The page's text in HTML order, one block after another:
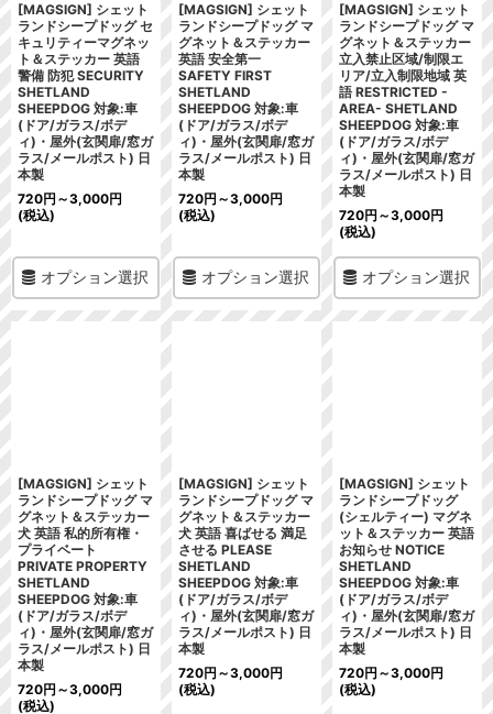
[MAGSIGN] シェット
ランドシープドッグ セ
キュリティーマグネッ
ト＆ステッカー 英語
警備 防犯 SECURITY
SHETLAND
SHEEPDOG 対象:車
(ドア/ガラス/ボデ
ィ)・屋外(玄関扉/窓ガ
ラス/メールポスト) 日
本製
720円 ～3,000円
(税込)
オプション選択
[MAGSIGN] シェット
ランドシープドッグ マ
グネット＆ステッカー
英語 安全第一
SAFETY FIRST
SHETLAND
SHEEPDOG 対象:車
(ドア/ガラス/ボデ
ィ)・屋外(玄関扉/窓ガ
ラス/メールポスト) 日
本製
720円 ～3,000円
(税込)
オプション選択
[MAGSIGN] シェット
ランドシープドッグ マ
グネット＆ステッカー
立入禁止区域/制限エ
リア/立入制限地域 英
語 RESTRICTED -
AREA- SHETLAND
SHEEPDOG 対象:車
(ドア/ガラス/ボデ
ィ)・屋外(玄関扉/窓ガ
ラス/メールポスト) 日
本製
720円 ～3,000円
(税込)
オプション選択
[MAGSIGN] シェット
ランドシープドッグ マ
グネット＆ステッカー
犬 英語 私的所有権・
プライベート
PRIVATE PROPERTY
SHETLAND
SHEEPDOG 対象:車
(ドア/ガラス/ボデ
ィ)・屋外(玄関扉/窓ガ
ラス/メールポスト) 日
本製
720円 ～3,000円
(税込)
[MAGSIGN] シェット
ランドシープドッグ マ
グネット＆ステッカー
犬 英語 喜ばせる 満足
させる PLEASE
SHETLAND
SHEEPDOG 対象:車
(ドア/ガラス/ボデ
ィ)・屋外(玄関扉/窓ガ
ラス/メールポスト) 日
本製
720円 ～3,000円
(税込)
[MAGSIGN] シェット
ランドシープドッグ
(シェルティー) マグネ
ット＆ステッカー 英語
お知らせ NOTICE
SHETLAND
SHEEPDOG 対象:車
(ドア/ガラス/ボデ
ィ)・屋外(玄関扉/窓ガ
ラス/メールポスト) 日
本製
720円 ～3,000円
(税込)